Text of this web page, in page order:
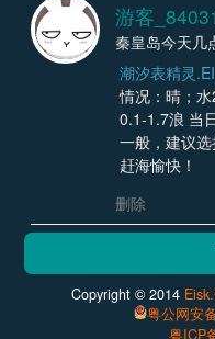
游客_84031
秦皇岛今天几
潮汐表精灵.EI
情况：晴；水
0.1-1.7浪 当
一般，建议
赶海愉快！
删除
Copyright © 2014
粤公网安
粤ICP